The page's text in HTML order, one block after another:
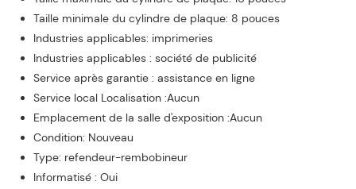
Taille minimale du cylindre de plaque: 8 pouces
Industries applicables: imprimeries
Industries applicables : société de publicité
Service après garantie : assistance en ligne
Service local Localisation :Aucun
Emplacement de la salle d'exposition :Aucun
Condition: Nouveau
Type: refendeur-rembobineur
Informatisé : Oui